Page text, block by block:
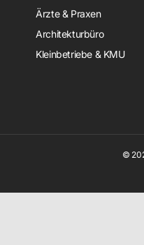
Ärzte & Praxen
Architekturbüro
Kleinbetriebe & KMU
©